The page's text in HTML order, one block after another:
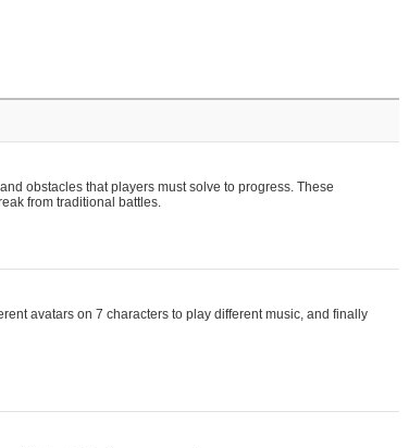
obstacles that players must solve to progress. These
from traditional battles.
avatars on 7 characters to play different music, and finally